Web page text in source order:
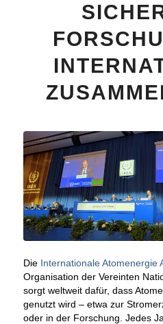
DieInternationale Atomenergie
Organisation der Vereinten
sorgt weltweit dafür, dass
genutzt wird – etwa zur
oder in der Forschung. Jedes